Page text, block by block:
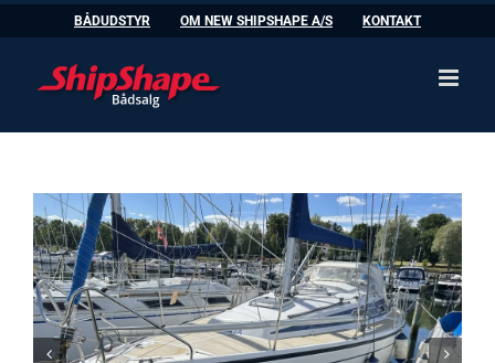
to
BÅDUDSTYR OM NEW SHIPSHAPE A/S KONTAKT
 